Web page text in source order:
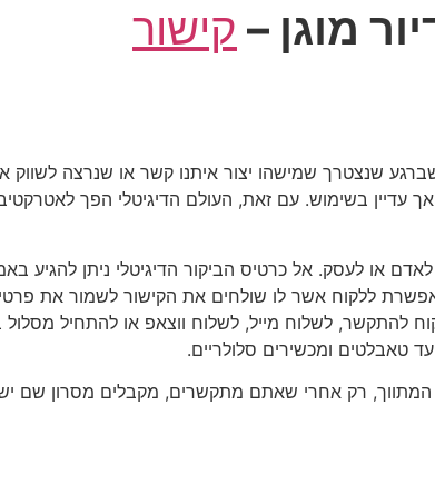
מוגן – קישור
שנצטרך שמישהו יצור איתנו קשר או שנרצה לשווק
עדיין בשימוש. עם זאת, העולם הדיגיטלי הפך
או לעסק. אל כרטיס הביקור הדיגיטלי ניתן להגיע
ללקוח אשר לו שולחים את הקישור לשמור את
טאבלטים ומכשירים סלולריים.
2 של מתווכים, מוצג טלפון של יד 2 ולא של המתווך, רק אחרי שאתם מתקשרים,